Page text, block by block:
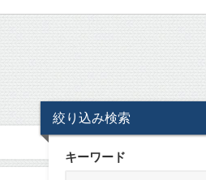
絞り込み検索
キーワード